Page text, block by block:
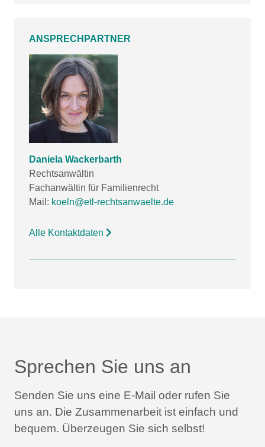
ANSPRECHPARTNER
Daniela Wackerbarth
Rechtsanwältin
Fachanwältin für Familienrecht
Mail: koeln@etl-rechtsanwaelte.de
Alle Kontaktdaten
Sprechen Sie uns an
Senden Sie uns eine E-Mail oder rufen Sie
uns an. Die Zusammenarbeit ist einfach und
bequem. Überzeugen Sie sich selbst!